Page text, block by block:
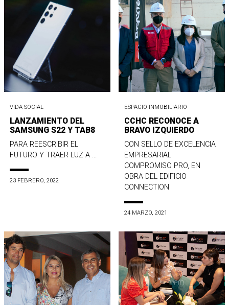
VIDA SOCIAL
LANZAMIENTO DEL
SAMSUNG S22 Y TAB8
PARA REESCRIBIR EL
FUTURO Y TRAER LUZ A ...
23 FEBRERO, 2022
ESPACIO INMOBILIARIO
CCHC RECONOCE A
BRAVO IZQUIERDO
CON SELLO DE EXCELENCIA
EMPRESARIAL
COMPROMISO PRO, EN
OBRA DEL EDIFICIO
CONNECTION
24 MARZO, 2021